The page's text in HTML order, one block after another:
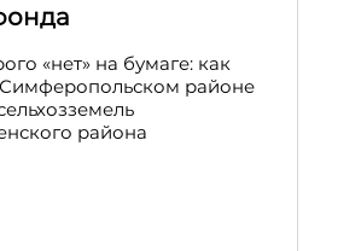
«нет» на бумаге: как
Симферопольском районе
района